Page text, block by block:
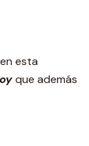
esta
que además